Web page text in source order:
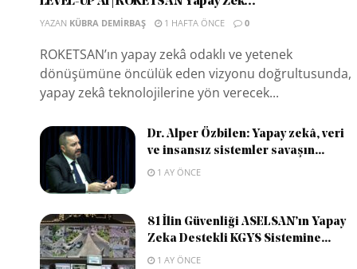
YAZAN KÜBRA DEMIRBAŞ 1 HAFTA ÖNCE 0
ROKETSAN’ın yapay zekâ odaklı ve yetenek
dönüşümüne öncülük eden vizyonu doğrultusunda,
yapay zekâ teknolojilerine yön verecek...
Dr. Alper Özbilen: Yapay zekâ, veri
ve insansız sistemler savaşın...
1 AY ÖNCE
81 İlin Güvenliği ASELSAN’ın Yapay
Zeka Destekli KGYS Sistemine...
1 AY ÖNCE